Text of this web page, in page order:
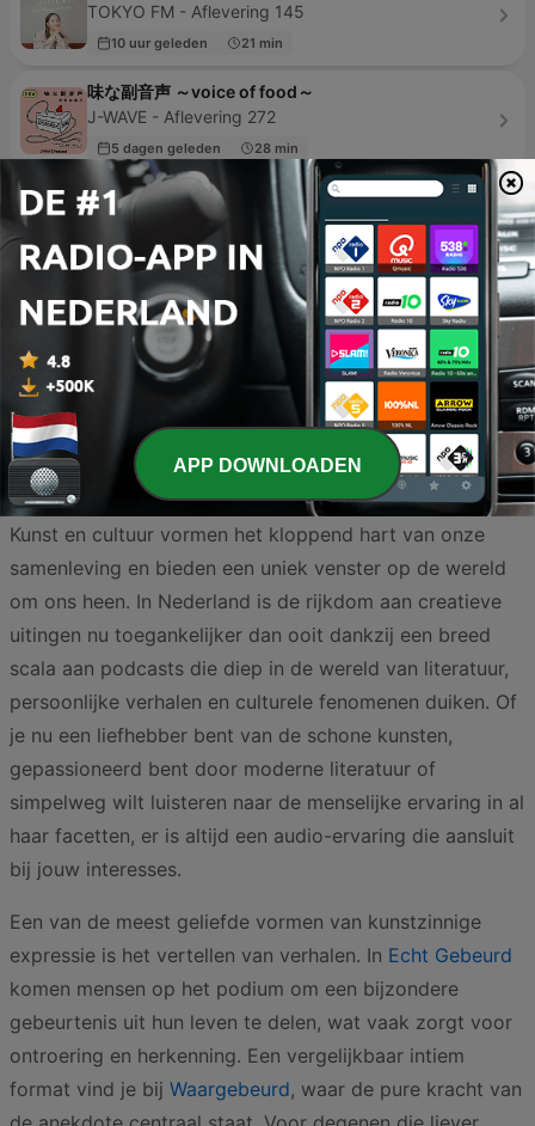
TOKYO FM - Aflevering 145
10 uur geleden 21 min
味な副音声 ～voice of food～
J-WAVE - Aflevering 272
5 dagen geleden 28 min
Mellina
Marcin MELLER - Aflevering 188
gisteren 71 min
Pagina 2 van
4
<
>
Kunst en cultuur vormen het kloppend hart van onze
samenleving en bieden een uniek venster op de wereld
om ons heen. In Nederland is de rijkdom aan creatieve
uitingen nu toegankelijker dan ooit dankzij een breed
scala aan podcasts die diep in de wereld van literatuur,
persoonlijke verhalen en culturele fenomenen duiken. Of
je nu een liefhebber bent van de schone kunsten,
gepassioneerd bent door moderne literatuur of
simpelweg wilt luisteren naar de menselijke ervaring in al
haar facetten, er is altijd een audio-ervaring die aansluit
bij jouw interesses.
Een van de meest geliefde vormen van kunstzinnige
expressie is het vertellen van verhalen. In Echt Gebeurd
komen mensen op het podium om een bijzondere
gebeurtenis uit hun leven te delen, wat vaak zorgt voor
ontroering en herkenning. Een vergelijkbaar intiem
format vind je bij Waargebeurd, waar de pure kracht van
APP DOWNLOADEN